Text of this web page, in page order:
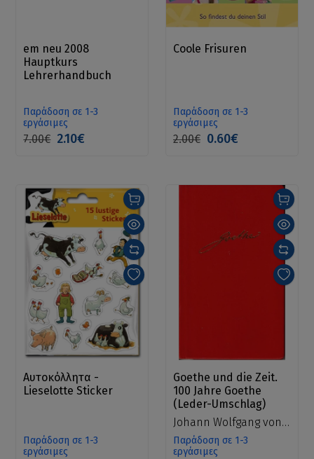
em neu 2008
Hauptkurs
Lehrerhandbuch
Παράδοση σε 1-3
εργάσιμες
7.00€ 2.10€
Coole Frisuren
Παράδοση σε 1-3
εργάσιμες
2.00€ 0.60€
Αυτοκόλλητα -
Lieselotte Sticker
Παράδοση σε 1-3
εργάσιμες
Goethe und die Zeit.
100 Jahre Goethe
(Leder-Umschlag)
Johann Wolfgang von
Goethe
Παράδοση σε 1-3
εργάσιμες